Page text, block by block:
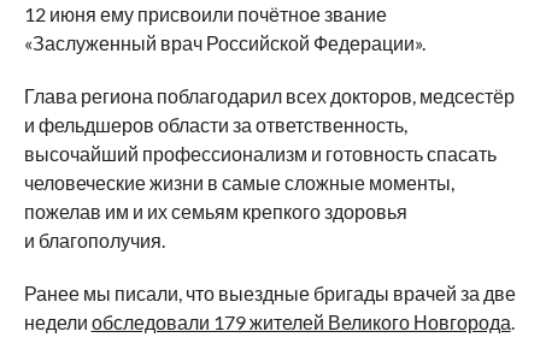
12 июня ему присвоили почётное звание
«Заслуженный врач Российской Федерации».
Глава региона поблагодарил всех докторов, медсестёр
и фельдшеров области за ответственность,
высочайший профессионализм и готовность спасать
человеческие жизни в самые сложные моменты,
пожелав им и их семьям крепкого здоровья
и благополучия.
Ранее мы писали, что выездные бригады врачей за две
недели обследовали 179 жителей Великого Новгорода